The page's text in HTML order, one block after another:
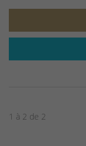
1 à 2 de 2